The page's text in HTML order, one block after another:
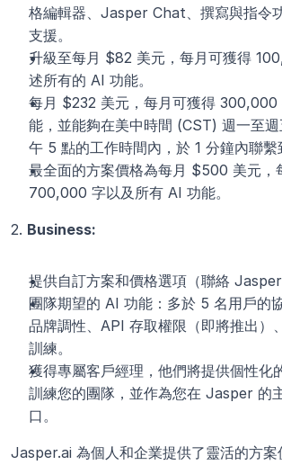
格編輯器、Jasper Chat、撰寫與指令
支援。
升級至每月 $82 美元，每月可獲得
述所有的 AI 功能。
每月 $232 美元，每月可獲得 300,000
能，並能夠在美中時間 (CST) 週一至
午 5 點的工作時間內，於 1 分鐘內聯繫
最全面的方案價格為每月 $500 美元，
700,000 字以及所有 AI 功能。
2. Business:
提供自訂方案和價格選項（聯絡 Jasper
團隊期望的 AI 功能：多於 5 名用戶的
品牌調性、API 存取權限（即將推出）
訓練。
獲得專屬客戶經理，他們將提供個性化
訓練您的團隊，並作為您在 Jasper 的
口。
Jasper.ai 為個人和企業提供了靈活的方案